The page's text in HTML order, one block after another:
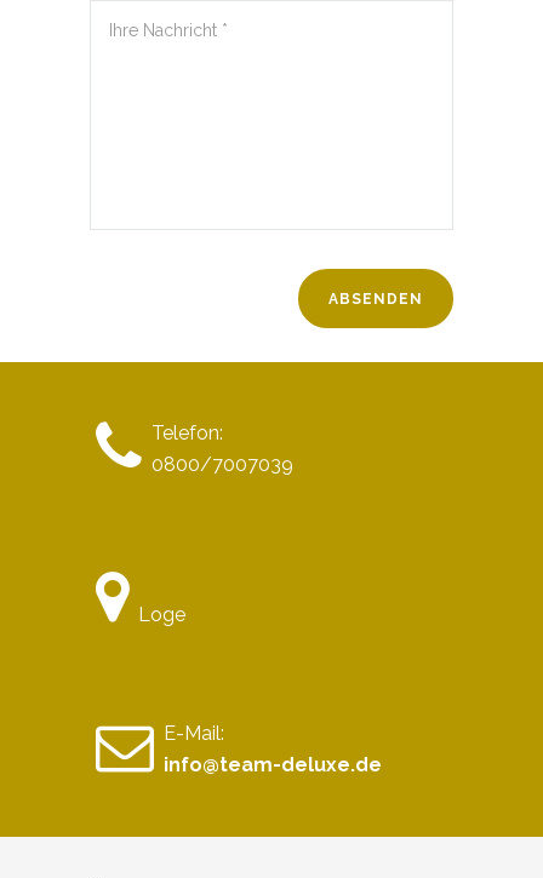
Telefon:
0800/7007039
Loge
E-Mail:
info@team-deluxe.de